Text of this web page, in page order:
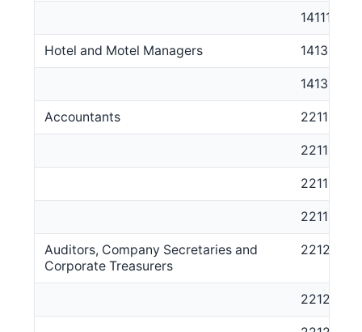
141111
Hotel and Motel Managers 1413
141311
Accountants 2211
221111
221112
221113
Auditors, Company Secretaries and
Corporate Treasurers
2212
221211